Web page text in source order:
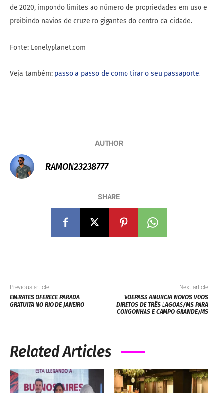
de 2020, impondo limites ao número de propriedades em uso e
proibindo navios de cruzeiro gigantes do centro da cidade.
Fonte: Lonelyplanet.com
Veja também: passo a passo de como tirar o seu passaporte.
AUTHOR
RAMON23238777
SHARE
Previous article
EMIRATES OFERECE PARADA
GRATUITA NO RIO DE JANEIRO
Next article
VOEPASS ANUNCIA NOVOS VOOS
DIRETOS DE TRÊS LAGOAS/MS PARA
CONGONHAS E CAMPO GRANDE/MS
Related Articles